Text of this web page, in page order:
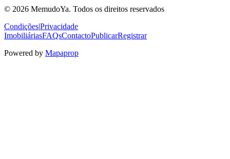
© 2026 MemudoYa. Todos os direitos reservados
Condições|Privacidade
ImobiliáriasFAQsContactoPublicarRegistrar
Powered by Mapaprop